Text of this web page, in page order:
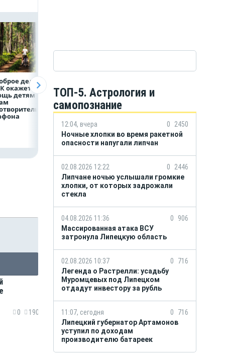
дело:
окажет
детям по
кредитов
наличными в России
вырос на 64%
автомобиля
0 190
ТОП-5. Астрология и
самопознание
12:04, вчера 0
2450
Ночные хлопки во время ракетной
опасности напугали липчан
02.08.2026 12:22 0
2446
Липчане ночью услышали громкие
хлопки, от которых задрожали
стекла
04.08.2026 11:36 0
906
Массированная атака ВСУ
затронула Липецкую область
02.08.2026 10:37 0
716
Легенда о Растрелли: усадьбу
Муромцевых под Липецком
отдадут инвестору за рубль
11:07, сегодня 0
716
Липецкий губернатор Артамонов
уступил по доходам
производителю батареек